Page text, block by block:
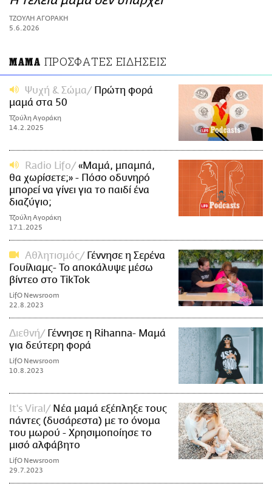
ΑΜΠΑ
PRINT
ΤΖΟΥΛΗ ΑΓΟΡΑΚΗ
5.6.2026
ΜΑΜΑ ΠΡΟΣΦΑΤΕΣ ΕΙΔΗΣΕΙΣ
Ψυχή & Σώμα
Πρώτη φορά
μαμά στα 50
Τζούλη Αγοράκη
14.2.2025
Radio Lifo
«Μαμά, μπαμπά,
θα χωρίσετε;» - Πόσο οδυνηρό
μπορεί να γίνει για το παιδί ένα
διαζύγιο;
Τζούλη Αγοράκη
17.1.2025
Αθλητισμός
Γέννησε η Σερένα
Γουίλιαμς- Το αποκάλυψε μέσω
βίντεο στο TikTok
LifO Newsroom
22.8.2023
Διεθνή
Γέννησε η Rihanna- Μαμά
για δεύτερη φορά
LifO Newsroom
10.8.2023
It's Viral
Νέα μαμά εξέπληξε τους
πάντες (δυσάρεστα) με το όνομα
του μωρού - Χρησιμοποίησε το
μισό αλφάβητο
LifO Newsroom
29.7.2023